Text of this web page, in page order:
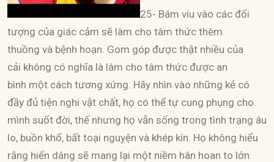
25- Bám víu vào các đối
tượng của giác cảm sẽ làm cho tâm thức thèm
thuồng và bệnh hoạn. Gom góp được thật nhiều của
cải không có nghĩa là làm cho tâm thức được an
bình một cách tương xứng. Hãy nhìn vào những kẻ có
đầy đủ tiện nghi vật chất, họ có thể tự cung phụng cho
mình suốt đời, thế nhưng họ vẫn sống trong tình trạng âu
lo, buồn khổ, bất toại nguyện và khép kín. Họ không hiểu
rằng hiến dâng sẽ mang lại một niềm hân hoan to lớn